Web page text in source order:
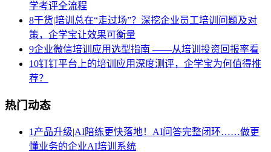
学考评全流程
8干货|培训总在“走过场”？深挖企业员工培训问题及对
策，企学宝让效果可衡量
9企业微信培训应用选型指南 ——从培训投资回报率看
10钉钉平台上的培训应用深度测评，企学宝为何值得推
荐？
热门动态
1 产品升级|AI陪练更快落地！AI问答完整闭环……做更
懂业务的企业AI培训系统